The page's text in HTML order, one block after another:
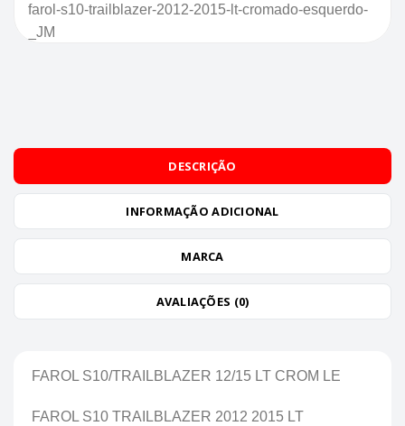
farol-s10-trailblazer-2012-2015-lt-cromado-esquerdo-
_JM
DESCRIÇÃO
INFORMAÇÃO ADICIONAL
MARCA
AVALIAÇÕES (0)
FAROL S10/TRAILBLAZER 12/15 LT CROM LE
FAROL S10 TRAILBLAZER 2012 2015 LT